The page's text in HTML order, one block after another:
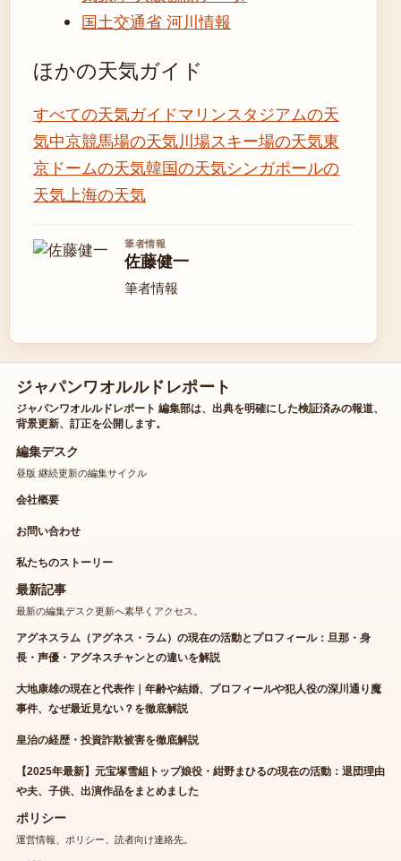
国土交通省 河川情報
ほかの天気ガイド
すべての天気ガイドマリンスタジアムの天
気中京競馬場の天気川場スキー場の天気東
京ドームの天気韓国の天気シンガポールの
天気上海の天気
筆者情報
佐藤健一
筆者情報
ジャパンワオルルドレポート
ジャパンワオルルドレポート 編集部は、出典を明確にした検証済みの報道、
背景更新、訂正を公開します。
編集デスク
昼版 継続更新の編集サイクル
会社概要
お問い合わせ
私たちのストーリー
最新記事
最新の編集デスク更新へ素早くアクセス。
アグネスラム（アグネス・ラム）の現在の活動とプロフィール：旦那・身
長・声優・アグネスチャンとの違いを解説
大地康雄の現在と代表作｜年齢や結婚、プロフィールや犯人役の深川通り魔
事件、なぜ最近見ない？を徹底解説
皇治の経歴・投資詐欺被害を徹底解説
【2025年最新】元宝塚雪組トップ娘役・紺野まひるの現在の活動：退団理由
や夫、子供、出演作品をまとめました
ポリシー
運営情報、ポリシー、読者向け連絡先。